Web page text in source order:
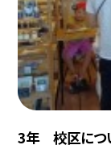
3年 校区につ